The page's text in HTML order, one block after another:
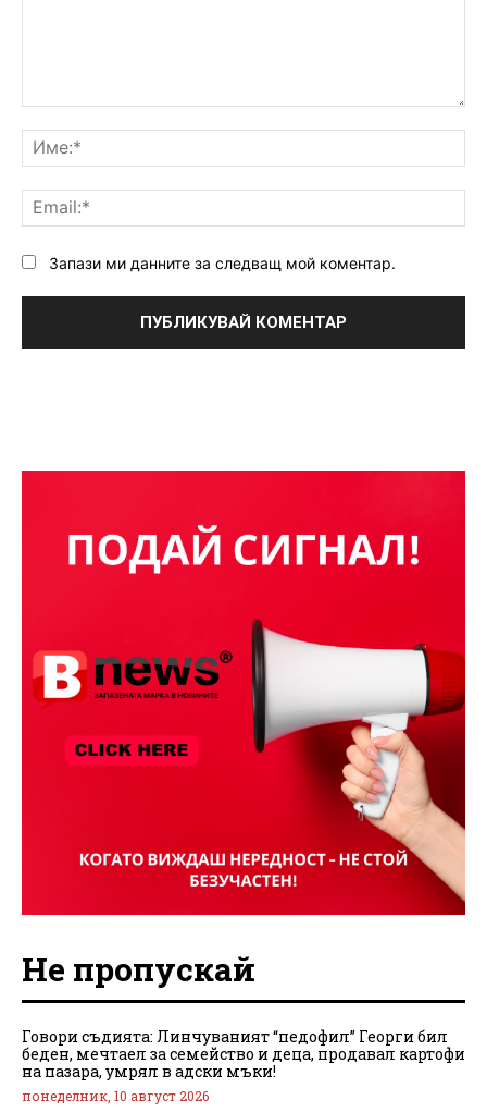
Запази ми данните за следващ мой коментар.
Не пропускай
Говори съдията: Линчуваният “педофил” Георги бил
беден, мечтаел за семейство и деца, продавал картофи
на пазара, умрял в адски мъки!
понеделник, 10 август 2026